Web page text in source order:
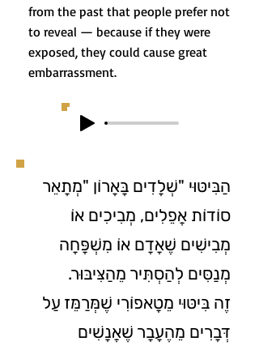
from the past that people prefer not
to reveal — because if they were
exposed, they could cause great
embarrassment.
הַבִּיטּוּי "שְׁלָדִים בָּאָרוֹן "מְתָאֵר
סוֹדוֹת אֲפֵלִים, מְבִיכִים אוֹ
מְבִישִׁים שֶׁאָדָם אוֹ מִשְׁפָּחָה
מְנַסִּים לְהַסְתִּיר מֵהַצִּיבּוּר.
זֶה בִּיטּוּי מֵטָאפוֹרִי שֶׁמְּרַמֵּז עַל
דְּבָרִים מֵהֶעָבָר שֶׁאֲנָשִׁים